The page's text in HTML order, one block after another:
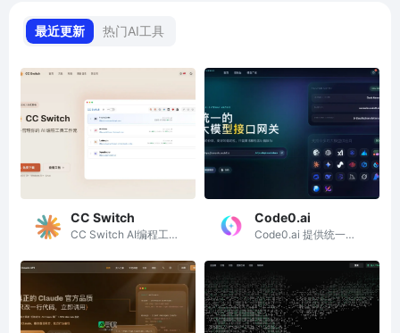
最近更新 热门AI工具
CC Switch
CC Switch AI编程工具
Code0.ai
Code0.ai 提供统一的
服务